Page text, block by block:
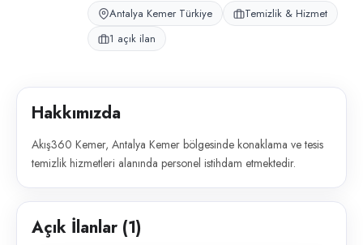
Antalya Kemer Türkiye
Temizlik & Hizmet
1 açık ilan
Hakkımızda
Akış360 Kemer, Antalya Kemer bölgesinde konaklama ve tesis
temizlik hizmetleri alanında personel istihdam etmektedir.
Açık İlanlar (1)